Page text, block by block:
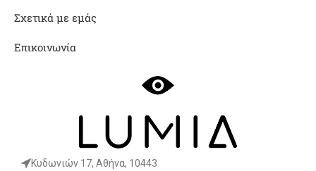
Σχετικά με εμάς
Επικοινωνία
Κυδωνιών 17, Αθήνα, 10443